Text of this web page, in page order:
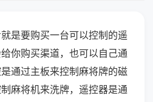
是要购买一台可以控制的遥
你购买渠道，也可以自己通
通过主板来控制麻将牌的磁
麻将机来洗牌，遥控器是通